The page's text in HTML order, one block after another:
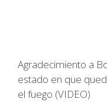
Agradecimiento a
estado en que
el fuego (VIDEO)